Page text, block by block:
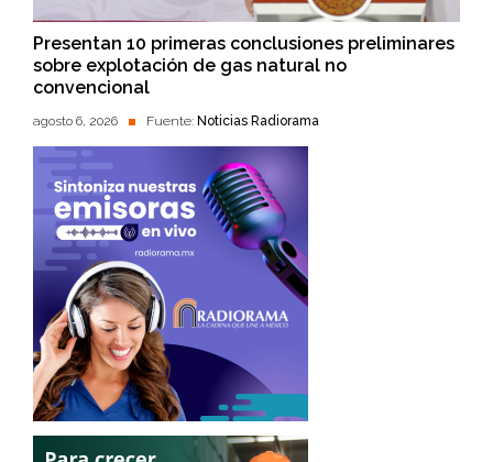
Presentan 10 primeras conclusiones preliminares
sobre explotación de gas natural no
convencional
agosto 6, 2026 Fuente: Noticias Radiorama